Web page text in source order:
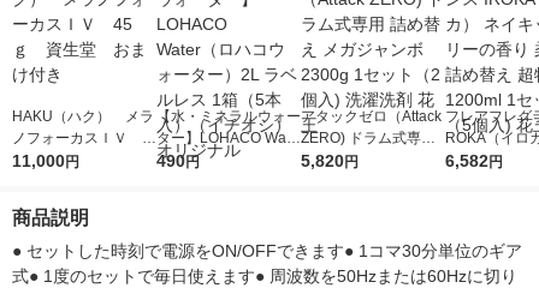
HAKU（ハク） メラ
ノフォーカスＩＶ 4
5ｇ 資生堂 おまけ
11,000円
【水・ミネラルウォー
ター】LOHACO Wate
r（ロハコウォータ
490円
アタックゼロ（Attack
ZERO) ドラム式専用
詰め替え メガジャン
5,820円
フレアフレグ
ROKA（イロ
イキッドリリ
6,582円
商品説明
● セットした時刻で電源をON/OFFできます● 1コマ30分単位のギア
式● 1度のセットで毎日使えます● 周波数を50Hzまたは60Hzに切り